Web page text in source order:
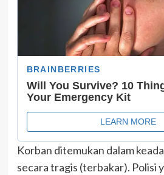
Korban ditemukan dalam
secara tragis (terbakar). Polisi